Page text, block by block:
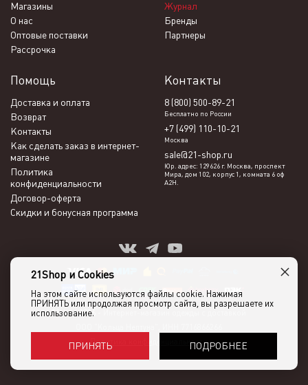
Магазины
Журнал
О нас
Бренды
Оптовые поставки
Партнеры
Рассрочка
Помощь
Доставка и оплата
Возврат
Контакты
Как сделать заказ в интернет-
магазине
Политика
конфиденциальности
Договор-оферта
Скидки и бонусная программа
Контакты
8 (800) 500-89-21
Бесплатно по России
+7 (499) 110-10-21
Москва
sale@21-shop.ru
Юр. адрес: 129626 г. Москва, проспект
Мира, дом 102, корпус 1, комната 6 оф
А2Н.
21shop 2026 -
Политика конфиденциальности
21Shop и Cookies
На этом сайте используются файлы cookie. Нажимая
ПРИНЯТЬ или продолжая просмотр сайта, вы разрешаете их
использование.
ПРИНЯТЬ ПОДРОБНЕЕ
×